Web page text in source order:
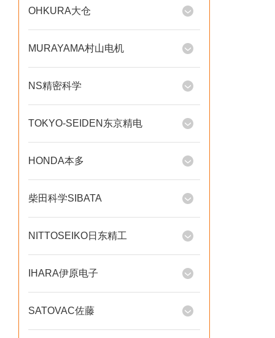
OHKURA大仓
MURAYAMA村山电机
NS精密科学
TOKYO-SEIDEN东京精电
HONDA本多
柴田科学SIBATA
NITTOSEIKO日东精工
IHARA伊原电子
SATOVAC佐藤